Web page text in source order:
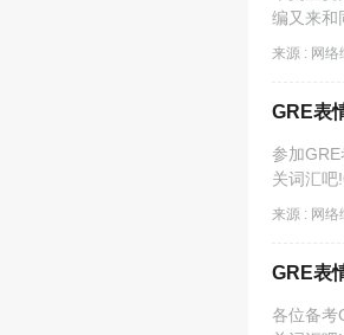
编又来和
来源 : 网络
GRE表
参加
关词汇
来源 : 网络
GRE表
各位备考